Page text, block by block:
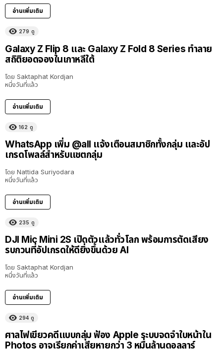
อ่านเพิ่มเติม
279 ดู
Galaxy Z Flip 8 และ Galaxy Z Fold 8 Series ทำลาย
สถิติยอดจองในเกาหลีใต้
โดย Saktaphat Kordjan
หนึ่งวันที่แล้ว
อ่านเพิ่มเติม
162 ดู
WhatsApp เพิ่ม @all แจ้งเตือนสมาชิกทั้งกลุ่ม และอัป
เกรดโพลล์สำหรับแชตกลุ่ม
โดย Nattida Suriyodara
หนึ่งวันที่แล้ว
อ่านเพิ่มเติม
235 ดู
DJI Mic Mini 2S เปิดตัวแล้วทั่วโลก พร้อมการตัดเสียง
รบกวนที่อัปเกรดให้ดียิ่งขึ้นด้วย AI
โดย Saktaphat Kordjan
หนึ่งวันที่แล้ว
อ่านเพิ่มเติม
294 ดู
ศาลไฟเขียวคดีแบบกลุ่ม ฟ้อง Apple ระบบจดจำใบหน้าใน
Photos อาจเรียกค่าเสียหายกว่า 3 หมื่นล้านดอลลาร์